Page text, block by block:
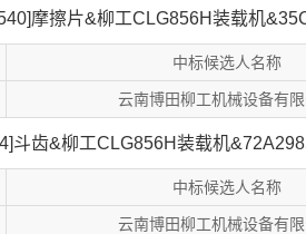
摩擦片&柳工CLG856H装载机
中标候选人名称
云南博田柳工机械设备有
斗齿&柳工CLG856H装载机
中标候选人名称
云南博田柳工机械设备有